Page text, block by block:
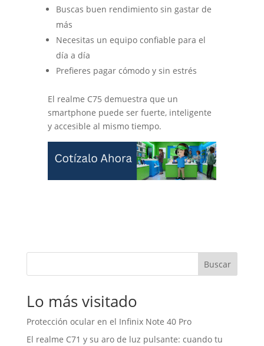
Buscas buen rendimiento sin gastar de
más
Necesitas un equipo confiable para el
día a día
Prefieres pagar cómodo y sin estrés
El realme C75 demuestra que un
smartphone puede ser fuerte, inteligente
y accesible al mismo tiempo.
Buscar
Lo más visitado
Protección ocular en el Infinix Note 40 Pro
El realme C71 y su aro de luz pulsante: cuando tu